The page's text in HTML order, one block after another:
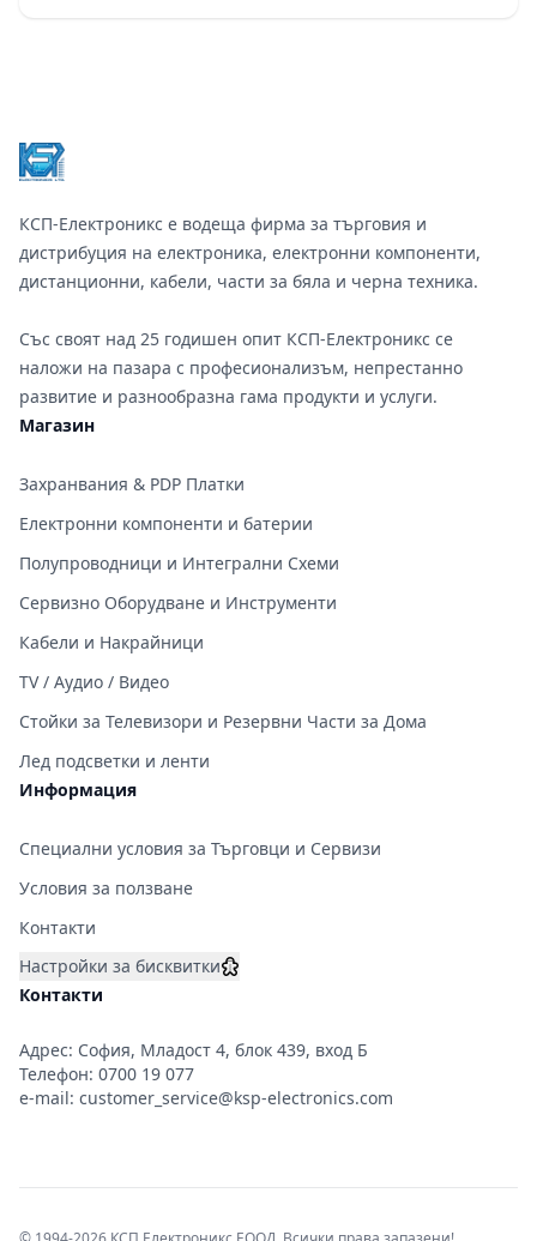
КСП-Електроникс е водеща фирма за търговия и
дистрибуция на електроника, електронни компоненти,
дистанционни, кабели, части за бяла и черна техника.
Със своят над 25 годишен опит КСП-Електроникс се
наложи на пазара с професионализъм, непрестанно
развитие и разнообразна гама продукти и услуги.
Магазин
Захранвания & PDP Платки
Електронни компоненти и батерии
Полупроводници и Интегрални Схеми
Сервизно Оборудване и Инструменти
Кабели и Накрайници
TV / Аудио / Видео
Стойки за Телевизори и Резервни Части за Дома
Лед подсветки и ленти
Информация
Специални условия за Търговци и Сервизи
Условия за ползване
Контакти
Настройки за бисквитки
Контакти
Адрес: София, Младост 4, блок 439, вход Б
Телефон: 0700 19 077
e-mail: customer_service@ksp-electronics.com